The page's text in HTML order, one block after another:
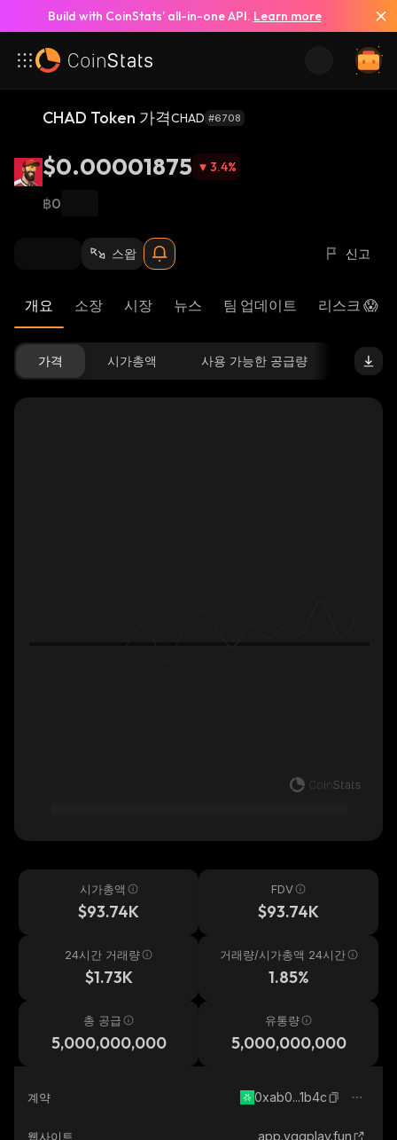
Build with CoinStats’ all-in-one API. Learn more
CHAD Token 가격CHAD #6708
$0.00001875 3.4%
฿0
스왑 신고
개요 소장 시장 뉴스 팀 업데이트 리스크 😱
가격 시가총액 사용 가능한 공급량
시가총액
$93.74K
FDV
$93.74K
24시간 거래량
$1.73K
거래량/시가총액 24시간
1.85%
총 공급
5,000,000,000
유통량
5,000,000,000
계약 0xab0...1b4c
웹사이트 app.yggplay.fun